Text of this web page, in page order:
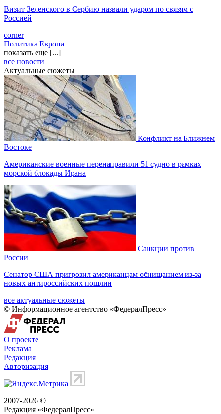
Визит Зеленского в Сербию назвали ударом по связям с
Россией
corner
Политика Европа
показать еще [...]
все новости
Актуальные сюжеты
Конфликт на Ближнем
Востоке
Американские военные перенаправили 51 судно в рамках
морской блокады Ирана
Санкции против
России
Сенатор США пригрозил американцам обнищанием из-за
новых антироссийских пошлин
все актуальные сюжеты
© Информационное агентство «ФедералПресс»
О проекте
Реклама
Редакция
Авторизация
2007-2026 ©
Редакция «ФедералПресс»